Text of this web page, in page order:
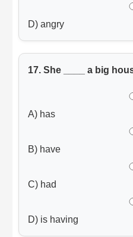
D) angry
17. She ____ a big
A) has
B) have
C) had
D) is having